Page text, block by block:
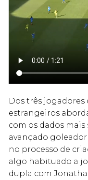
Dos três
estrangeiros
com os dados
avançado
no processo de
algo habituado a
dupla com